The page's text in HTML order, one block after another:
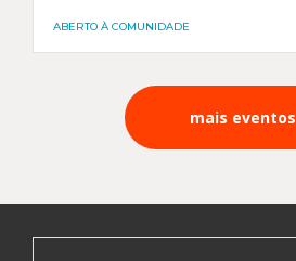
ABERTO À COMUNIDADE
mais eventos